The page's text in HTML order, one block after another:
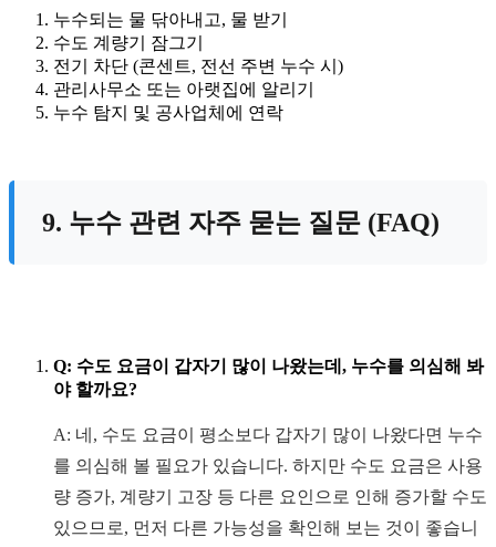
누수되는 물 닦아내고, 물 받기
수도 계량기 잠그기
전기 차단 (콘센트, 전선 주변 누수 시)
관리사무소 또는 아랫집에 알리기
누수 탐지 및 공사업체에 연락
9. 누수 관련 자주 묻는 질문 (FAQ)
Q: 수도 요금이 갑자기 많이 나왔는데, 누수를 의심해 봐
야 할까요?
A: 네, 수도 요금이 평소보다 갑자기 많이 나왔다면 누수
를 의심해 볼 필요가 있습니다. 하지만 수도 요금은 사용
량 증가, 계량기 고장 등 다른 요인으로 인해 증가할 수도
있으므로, 먼저 다른 가능성을 확인해 보는 것이 좋습니